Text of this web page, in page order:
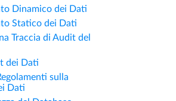
Dinamico dei Dati
Statico dei Dati
Traccia di Audit del
dei Dati
sulla
Dati